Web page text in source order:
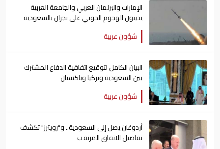
الإمارات والبرلمان العربي والجامعة العربية
يدينون الهجوم الحوثي على نجران بالسعودية
شؤون عربية
البيان الكامل لتوقيع اتفاقية الدفاع المشترك
بين السعودية وتركيا وباكستان
شؤون عربية
أردوغان يصل إلى السعودية.. و"رويترز" تكشف
تفاصيل الاتفاق المرتقب